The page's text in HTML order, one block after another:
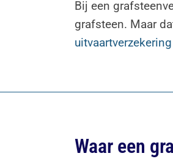
Bij een
grafsteen. Maar
uitvaartverzekering
Waar een